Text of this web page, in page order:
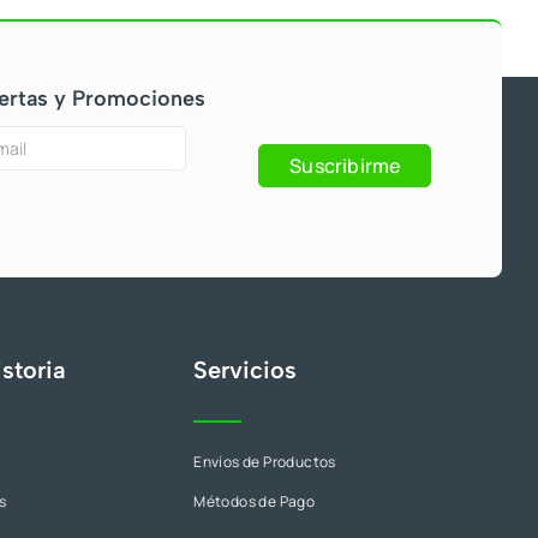
y Promociones
Suscribirme
Servicios
Envíos de Productos
Métodos de Pago